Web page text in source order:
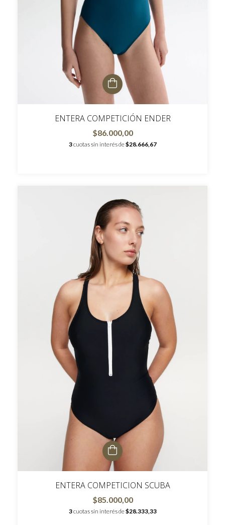
ENTERA COMPETICIÓN ENDER
$86.000,00
3cuotas sin interés de$28.666,67
ENTERA COMPETICION SCUBA
$85.000,00
3cuotas sin interés de$28.333,33